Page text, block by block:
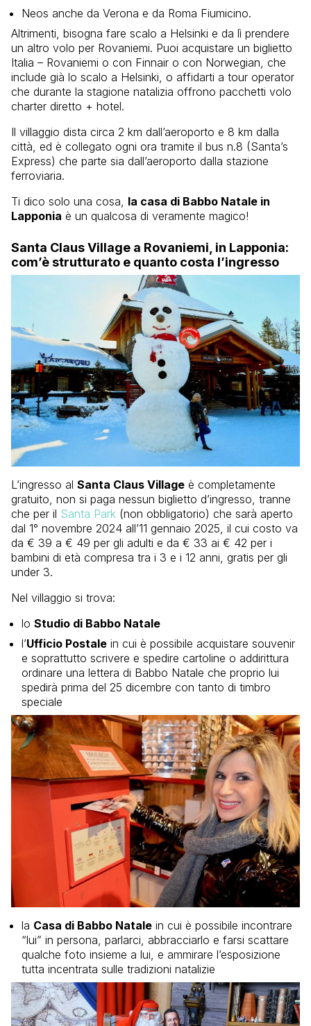
Neos anche da Verona e da Roma Fiumicino.
Altrimenti, bisogna fare scalo a Helsinki e da lì prendere
un altro volo per Rovaniemi. Puoi acquistare un biglietto
Italia – Rovaniemi o con Finnair o con Norwegian, che
include già lo scalo a Helsinki, o affidarti a tour operator
che durante la stagione natalizia offrono pacchetti volo
charter diretto + hotel.
Il villaggio dista circa 2 km dall’aeroporto e 8 km dalla
città, ed è collegato ogni ora tramite il bus n.8 (Santa’s
Express) che parte sia dall’aeroporto dalla stazione
ferroviaria.
Ti dico solo una cosa, la casa di Babbo Natale in
Lapponia è un qualcosa di veramente magico!
Santa Claus Village a Rovaniemi, in Lapponia:
com’è strutturato e quanto costa l’ingresso
L’ingresso al Santa Claus Village è completamente
gratuito, non si paga nessun biglietto d’ingresso, tranne
che per il Santa Park (non obbligatorio) che sarà aperto
dal 1° novembre 2024 all’11 gennaio 2025, il cui costo va
da € 39 a € 49 per gli adulti e da € 33 ai € 42 per i
bambini di età compresa tra i 3 e i 12 anni, gratis per gli
under 3.
Nel villaggio si trova:
lo Studio di Babbo Natale
l’Ufficio Postale in cui è possibile acquistare souvenir
e soprattutto scrivere e spedire cartoline o addirittura
ordinare una lettera di Babbo Natale che proprio lui
spedirà prima del 25 dicembre con tanto di timbro
speciale
la Casa di Babbo Natale in cui è possibile incontrare
“lui” in persona, parlarci, abbracciarlo e farsi scattare
qualche foto insieme a lui, e ammirare l’esposizione
tutta incentrata sulle tradizioni natalizie